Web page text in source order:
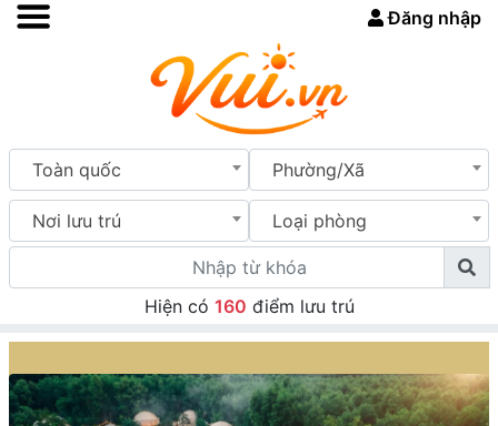
Đăng nhập
Toàn quốc Phường/Xã
Nơi lưu trú Loại phòng
Hiện có 160 điểm lưu trú